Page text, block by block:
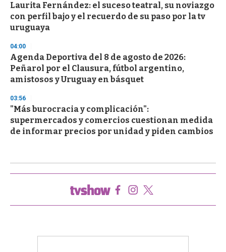
Laurita Fernández: el suceso teatral, su noviazgo
con perfil bajo y el recuerdo de su paso por la tv
uruguaya
04:00
Agenda Deportiva del 8 de agosto de 2026:
Peñarol por el Clausura, fútbol argentino,
amistosos y Uruguay en básquet
03:56
"Más burocracia y complicación":
supermercados y comercios cuestionan medida
de informar precios por unidad y piden cambios